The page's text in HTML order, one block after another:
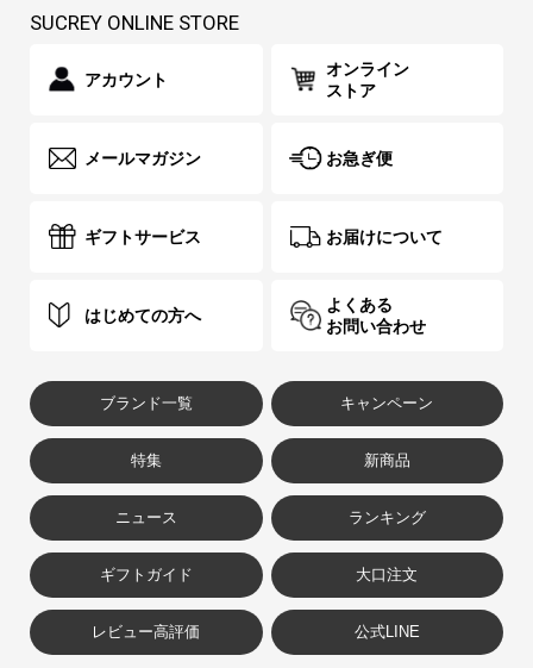
SUCREY ONLINE STORE
アカウント
オンライン
ストア
メールマガジン お急ぎ便
ギフトサービス お届けについて
はじめての方へ
よくある
お問い合わせ
ブランド一覧 キャンペーン
特集 新商品
ニュース ランキング
ギフトガイド 大口注文
レビュー高評価 公式LINE